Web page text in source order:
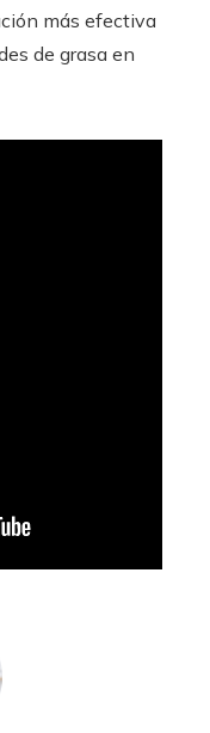
más efectiva
de grasa en